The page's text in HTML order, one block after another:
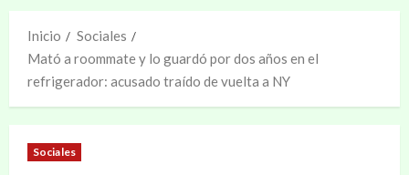
Inicio
Sociales
Mató a roommate y lo guardó por dos años en el
refrigerador: acusado traído de vuelta a NY
Sociales